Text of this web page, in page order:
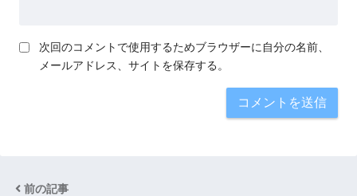
次回のコメントで使用するためブラウザーに自分の名前、
メールアドレス、サイトを保存する。
前の記事